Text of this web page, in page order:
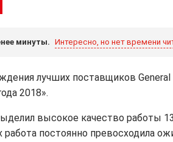
минуты. Интересно, но нет времени
лучших поставщиков
2018».
высокое качество работы
постоянно превосходила